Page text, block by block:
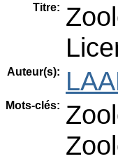
Titre:
Auteur(s):
Mots-clés: